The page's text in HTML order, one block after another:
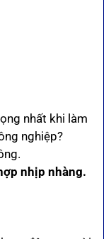
nhất khi làm
nghiệp?
nhịp nhàng.